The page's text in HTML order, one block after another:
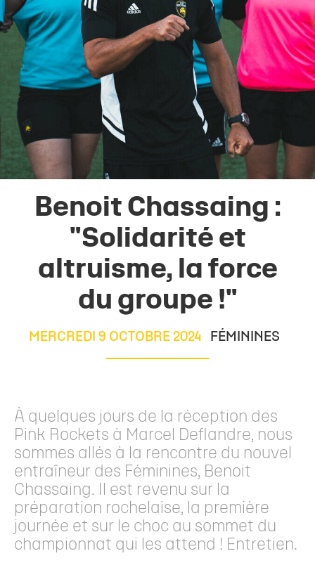
Benoit Chassaing :
"Solidarité et
altruisme, la force
du groupe !"
MERCREDI 9 OCTOBRE 2024 FÉMININES
À quelques jours de la réception des
Pink Rockets à Marcel Deflandre, nous
sommes allés à la rencontre du nouvel
entraîneur des Féminines, Benoit
Chassaing. Il est revenu sur la
préparation rochelaise, la première
journée et sur le choc au sommet du
championnat qui les attend ! Entretien.